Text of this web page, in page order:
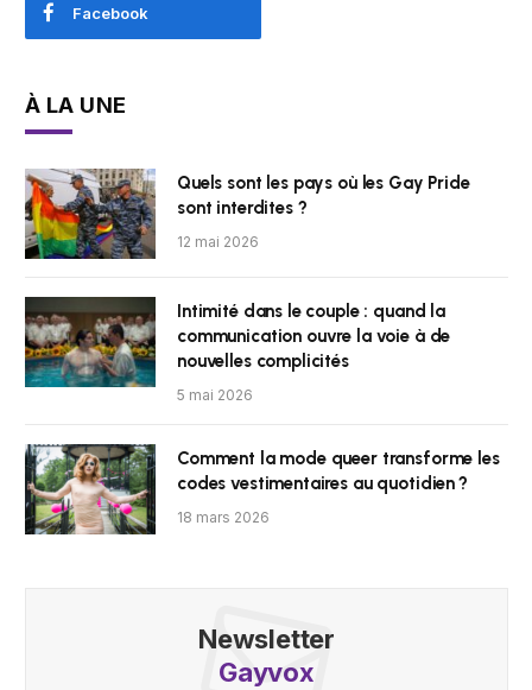
Facebook
À LA UNE
Quels sont les pays où les Gay Pride
sont interdites ?
12 mai 2026
Intimité dans le couple : quand la
communication ouvre la voie à de
nouvelles complicités
5 mai 2026
Comment la mode queer transforme les
codes vestimentaires au quotidien ?
18 mars 2026
Newsletter
Gayvox